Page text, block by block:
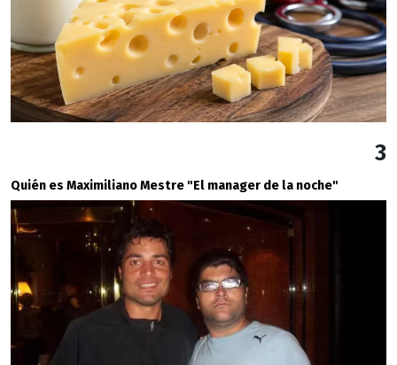
3
Quién es Maximiliano Mestre "El manager de la noche"